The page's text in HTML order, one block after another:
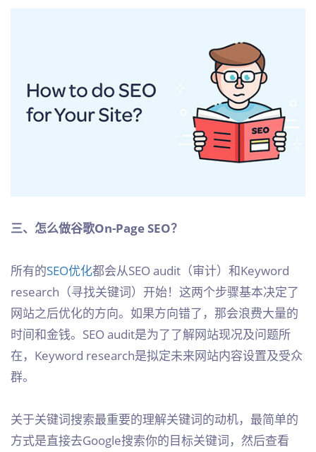
三、怎么做谷歌On-Page SEO？
所有的SEO优化都会从SEO audit（审计）和Keyword
research（寻找关键词）开始！这两个步骤基本决定了
网站之后优化的方向。如果方向错了，那会浪费大量的
时间和金钱。SEO audit是为了了解网站现况及问题所
在，Keyword research是拟定未来网站内容设置及受众
群。
关于关键词搜索最重要的理解关键词的动机，最简单的
方式是直接去Google搜索你的目标关键词，然后查看